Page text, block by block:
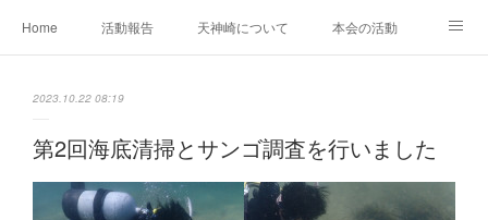
Home 活動報告 天神崎について 本会の活動
2023.10.22 08:19
第2回海底清掃とサンゴ調査を行いました